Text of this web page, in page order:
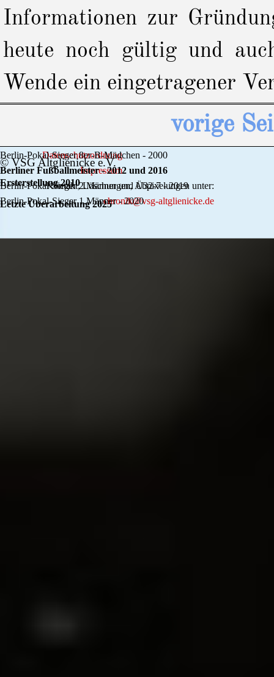
Informationen zur
heute noch gültig und
Wende ein eingetragener
vorige
Berlin-Pokal-Sieger 8er-B-Mädchen - 2000
Datenschutzordnung
© VSG Altglienicke e.V.
Berliner Fußballmeister - 2012 und 2016
Impressum
Ersterstellung 2010
Berlin-Pokal-Sieger 2.Männer und Ü32-7 - 2019
Kontakt, Löschungen, Abpixelungen unter:
Berlin-Pokal-Sieger 1.Männer - 2020chronik@vsg-altglienicke.de
Letzte Überarbeitung 2025